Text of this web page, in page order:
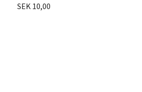
SEK 10,00